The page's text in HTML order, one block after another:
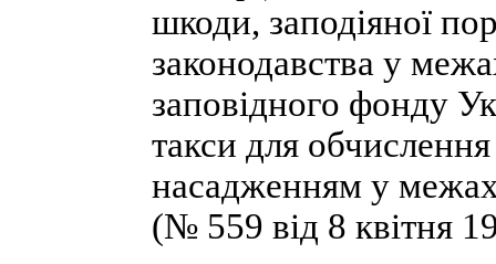
шкоди, заподіяної
законодавства у
заповідного фонду
такси для
насадженням у межах
(№ 559 від 8 квітня